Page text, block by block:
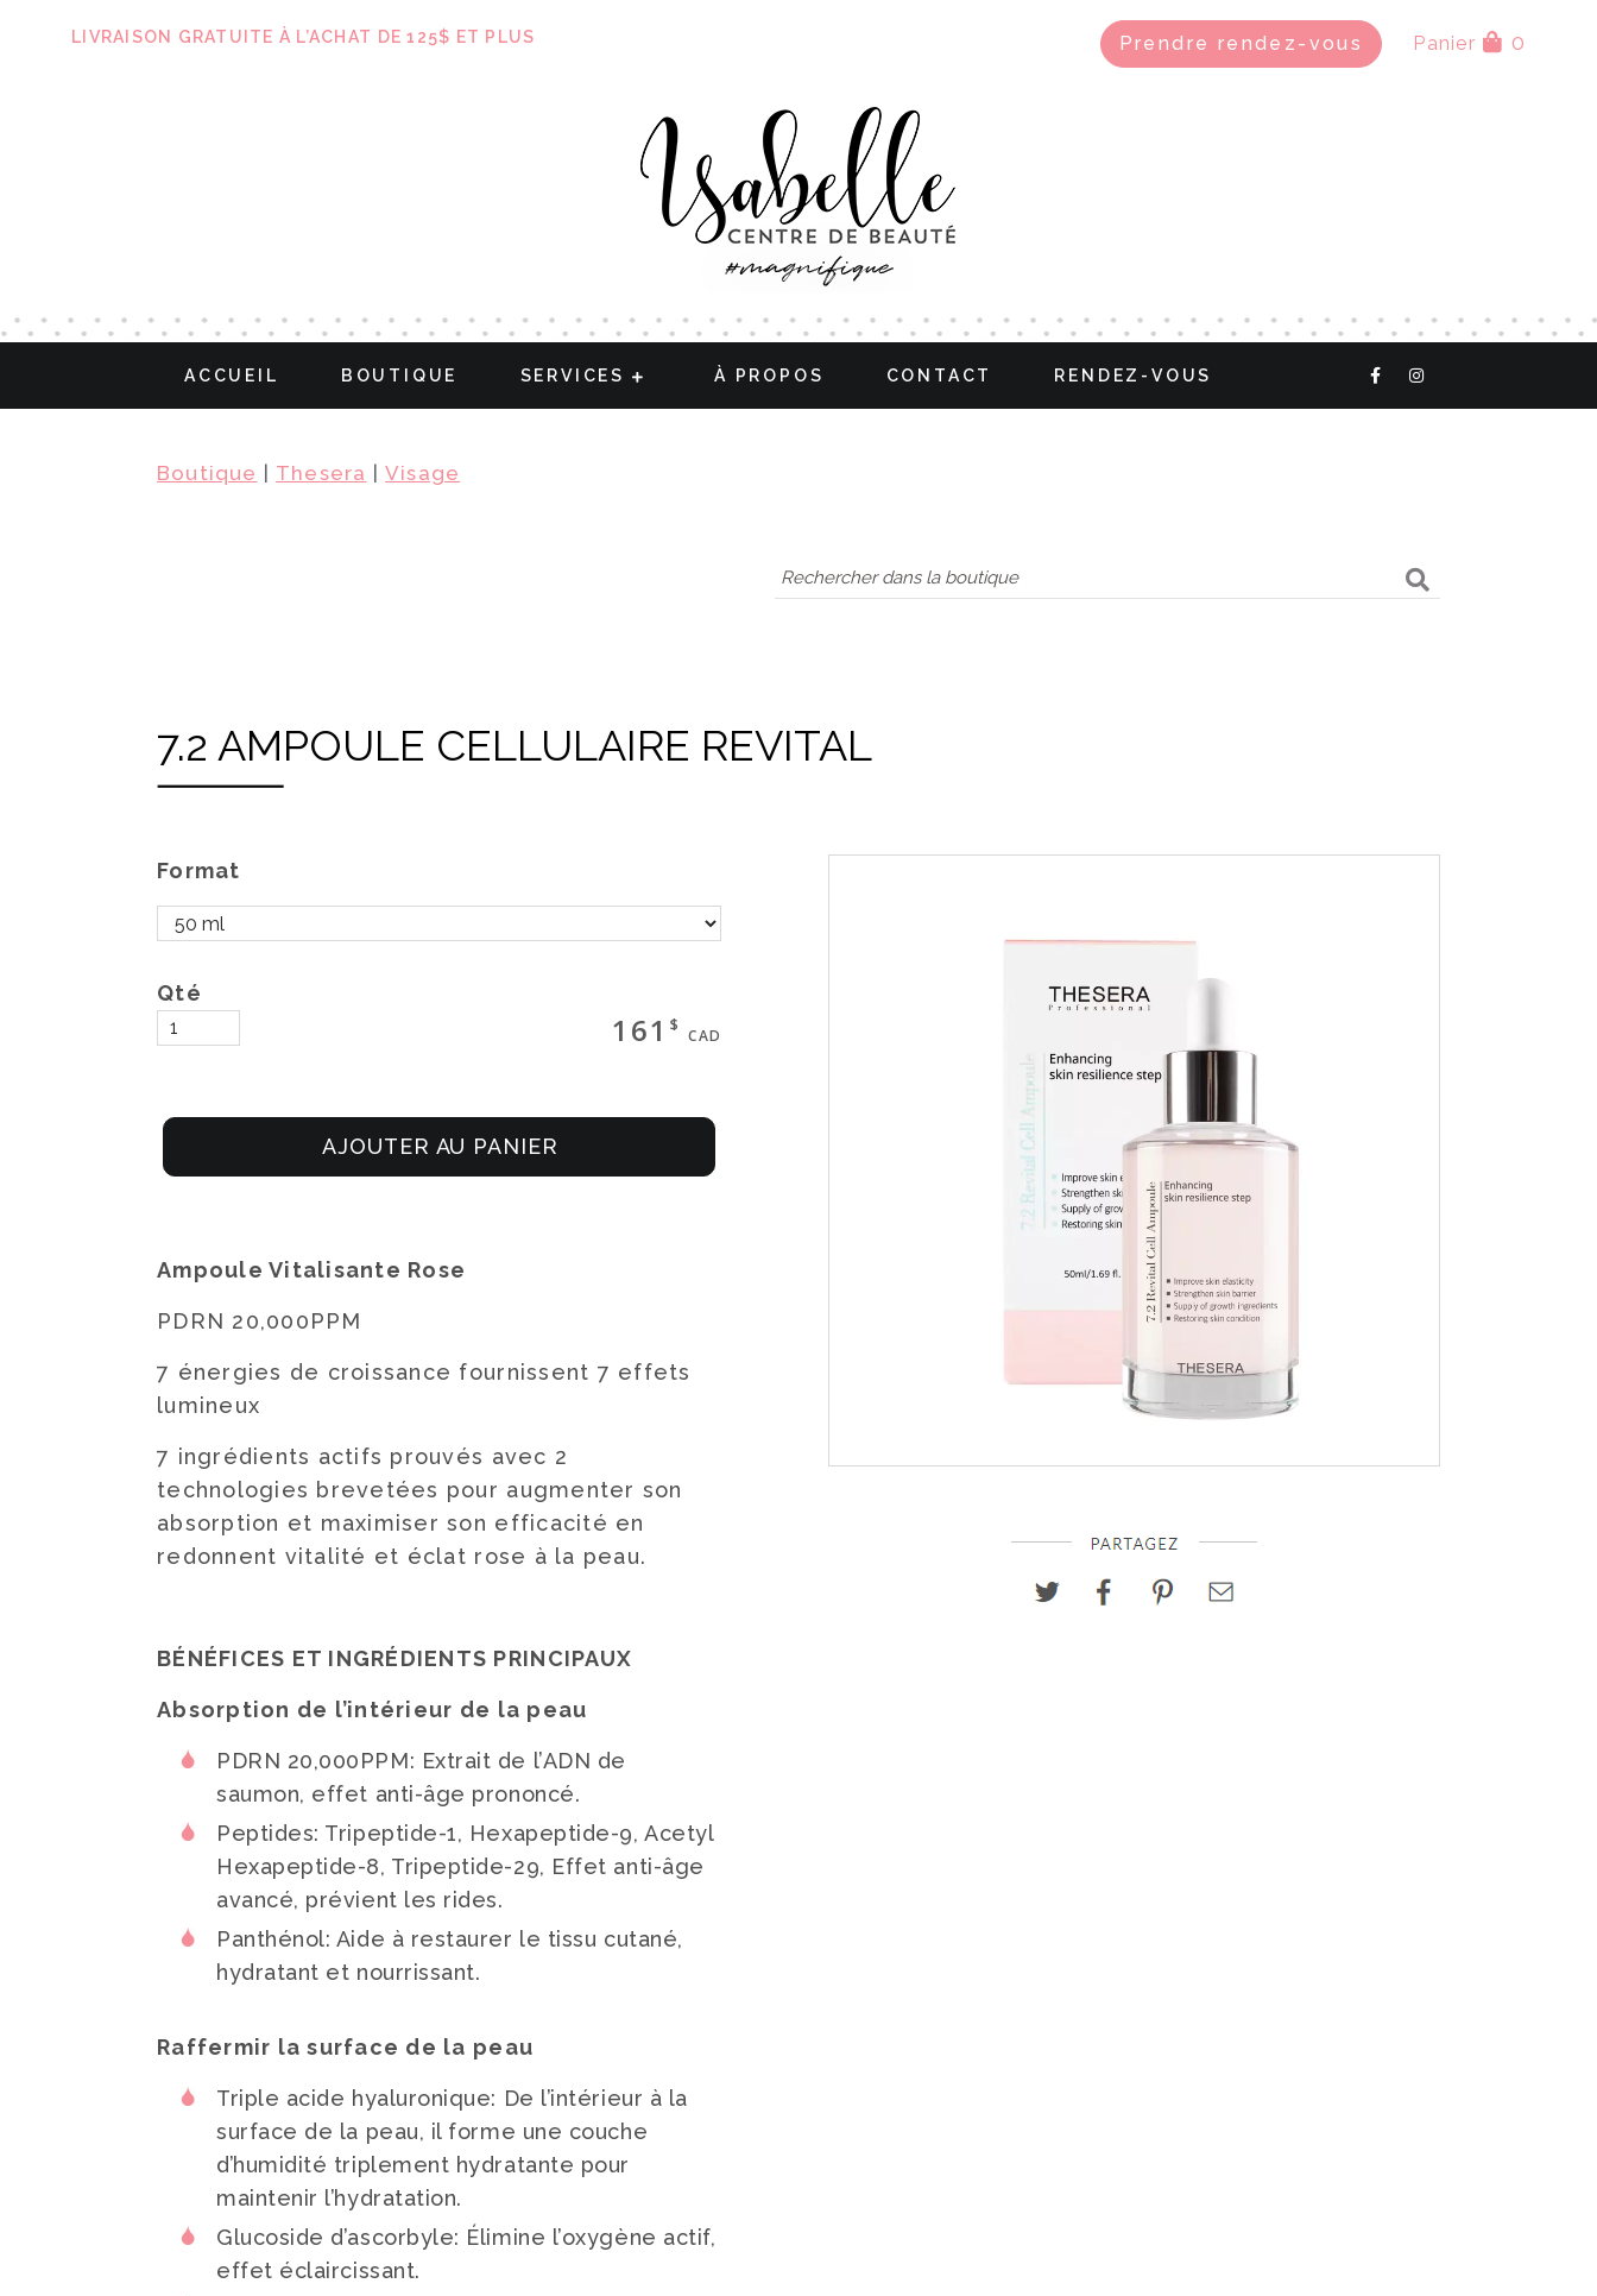
LIVRAISON GRATUITE À L’ACHAT DE 125$ ET PLUS Prendre rendez-vous Panier 0
ACCUEIL BOUTIQUE SERVICES À PROPOS CONTACT RENDEZ-VOUS
Boutique Thesera |Visage
7.2 AMPOULE CELLULAIRE REVITAL
Format
Qté
161 $
CAD
AJOUTER AU PANIER
Ampoule Vitalisante Rose
PDRN 20,000PPM
7 énergies de croissance fournissent 7 effets
lumineux
7 ingrédients actifs prouvés avec 2
technologies brevetées pour augmenter son
absorption et maximiser son efficacité en
redonnent vitalité et éclat rose à la peau.
BÉNÉFICES ET INGRÉDIENTS PRINCIPAUX
Absorption de l’intérieur de la peau
PDRN 20,000PPM: Extrait de l’ADN de
saumon, effet anti-âge prononcé.
Peptides: Tripeptide-1, Hexapeptide-9, Acetyl
Hexapeptide-8, Tripeptide-29, Effet anti-âge
avancé, prévient les rides.
Panthénol: Aide à restaurer le tissu cutané,
hydratant et nourrissant.
Raffermir la surface de la peau
Triple acide hyaluronique: De l’intérieur à la
surface de la peau, il forme une couche
d’humidité triplement hydratante pour
maintenir l’hydratation.
Glucoside d’ascorbyle: Élimine l’oxygène actif,
effet éclaircissant.